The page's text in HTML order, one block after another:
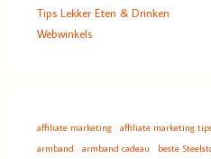
Tips Lekker Eten & Drinken
Webwinkels
affiliate marketing affiliate marketing
armband
armband cadeau beste